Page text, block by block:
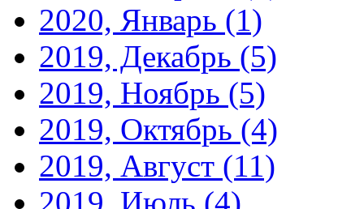
2020, Январь (1)
2019, Декабрь (5)
2019, Ноябрь (5)
2019, Октябрь (4)
2019, Август (11)
2019, Июль (4)